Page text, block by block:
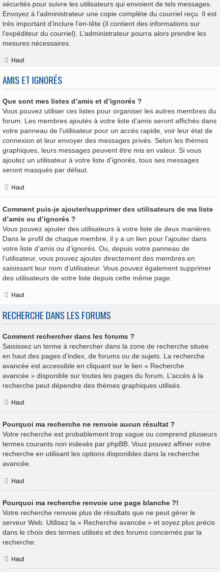
sécurités pour suivre les utilisateurs qui envoient de tels messages.
Envoyez à l’administrateur une copie complète du courriel reçu. Il est
très important d’inclure l’en-tête (il contient des informations sur
l’expéditeur du courriel). L’administrateur pourra alors prendre les
mesures nécessaires.
Haut
AMIS ET IGNORÉS
Que sont mes listes d’amis et d’ignorés ?
Vous pouvez utiliser ces listes pour organiser les autres membres du
forum. Les membres ajoutés à votre liste d’amis seront affichés dans
votre panneau de l’utilisateur pour un accès rapide, voir leur état de
connexion et leur envoyer des messages privés. Selon les thèmes
graphiques, leurs messages peuvent être mis en valeur. Si vous
ajoutez un utilisateur à votre liste d’ignorés, tous ses messages
seront masqués par défaut.
Haut
Comment puis-je ajouter/supprimer des utilisateurs de ma liste
d’amis ou d’ignorés ?
Vous pouvez ajouter des utilisateurs à votre liste de deux manières.
Dans le profil de chaque membre, il y a un lien pour l’ajouter dans
votre liste d’amis ou d’ignorés. Ou, depuis votre panneau de
l’utilisateur, vous pouvez ajouter directement des membres en
saisissant leur nom d’utilisateur. Vous pouvez également supprimer
des utilisateurs de votre liste depuis cette même page.
Haut
RECHERCHE DANS LES FORUMS
Comment rechercher dans les forums ?
Saisissez un terme à rechercher dans la zone de recherche située
en haut des pages d’index, de forums ou de sujets. La recherche
avancée est accessible en cliquant sur le lien « Recherche
avancée » disponible sur toutes les pages du forum. L’accès à la
recherche peut dépendre des thèmes graphiques utilisés.
Haut
Pourquoi ma recherche ne renvoie aucun résultat ?
Votre recherche est probablement trop vague ou comprend plusieurs
termes courants non indexés par phpBB. Vous pouvez affiner votre
recherche en utilisant les options disponibles dans la recherche
avancée.
Haut
Pourquoi ma recherche renvoie une page blanche ?!
Votre recherche renvoie plus de résultats que ne peut gérer le
serveur Web. Utilisez la « Recherche avancée » et soyez plus précis
dans le choix des termes utilisés et des forums concernés par la
recherche.
Haut